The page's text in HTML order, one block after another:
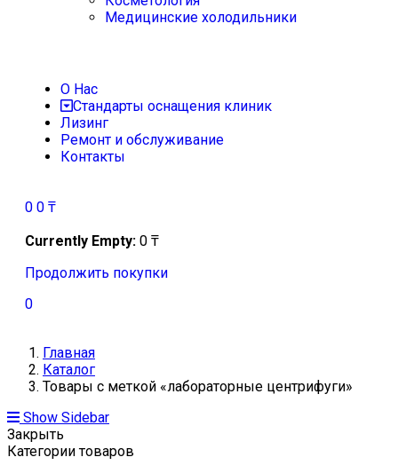
Медицинские холодильники
О Нас
Стандарты оснащения клиник
Лизинг
Ремонт и обслуживание
Контакты
0 0 ₸
Currently Empty: 0 ₸
Продолжить покупки
0
Главная
Каталог
Товары с меткой «лабораторные центрифуги»
Show Sidebar
Закрыть
Категории товаров